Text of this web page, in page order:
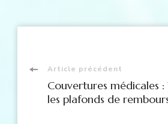
Navigation
d'article
Article précédent
Couvertures médicales
les plafonds de